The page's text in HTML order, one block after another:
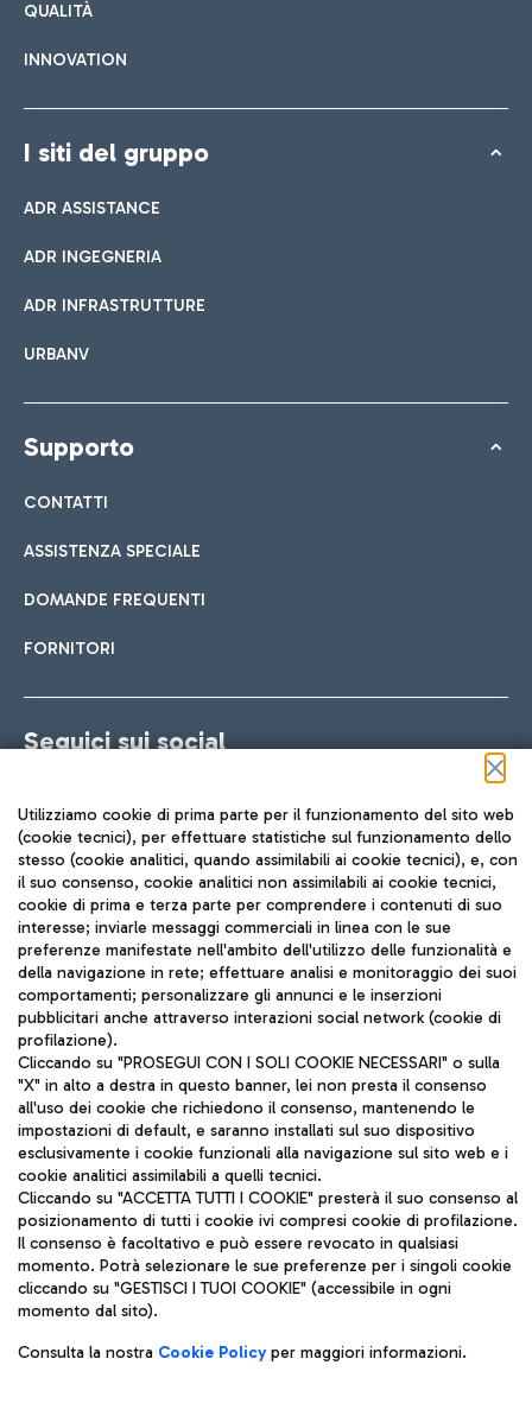
QUALITÀ
INNOVATION
I siti del gruppo
ADR ASSISTANCE
ADR INGEGNERIA
ADR INFRASTRUTTURE
URBANV
Supporto
CONTATTI
ASSISTENZA SPECIALE
DOMANDE FREQUENTI
FORNITORI
Seguici sui social
TRAVEL JOURNAL
ITA
Aeroporti di Roma S.p.A. - Società soggetta a direzione e
coordinamento di Mundys S.p.A.
Codice fiscale e Registro delle Imprese di Roma 13032990155 P.
IVA 06572251004
Capitale sociale 62.224.743,00 int. vers.
Sede legale: Via Pier Paolo Racchetti 1 - 00054 Fiumicino (RM)
telefono +39 06 65951
Privacy policy
Note legali
Mappa sito
Accessibilità
Roma FCO
Utilizziamo cookie di prima parte per il funzionamento del sito web
(cookie tecnici), per effettuare statistiche sul funzionamento dello
stesso (cookie analitici, quando assimilabili ai cookie tecnici), e, con
il suo consenso, cookie analitici non assimilabili ai cookie tecnici,
cookie di prima e terza parte per comprendere i contenuti di suo
interesse; inviarle messaggi commerciali in linea con le sue
preferenze manifestate nell'ambito dell'utilizzo delle funzionalità e
della navigazione in rete; effettuare analisi e monitoraggio dei suoi
comportamenti; personalizzare gli annunci e le inserzioni
pubblicitari anche attraverso interazioni social network (cookie di
profilazione).
Cliccando su "PROSEGUI CON I SOLI COOKIE NECESSARI" o sulla
"X" in alto a destra in questo banner, lei non presta il consenso
all'uso dei cookie che richiedono il consenso, mantenendo le
impostazioni di default, e saranno installati sul suo dispositivo
esclusivamente i cookie funzionali alla navigazione sul sito web e i
cookie analitici assimilabili a quelli tecnici.
Cliccando su "ACCETTA TUTTI I COOKIE" presterà il suo consenso al
posizionamento di tutti i cookie ivi compresi cookie di profilazione.
Il consenso è facoltativo e può essere revocato in qualsiasi
momento. Potrà selezionare le sue preferenze per i singoli cookie
cliccando su "GESTISCI I TUOI COOKIE" (accessibile in ogni
momento dal sito).
Consulta la nostra Cookie Policyper maggiori informazioni.